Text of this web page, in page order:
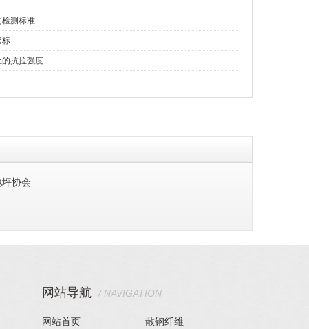
检测标准
标
抗拉强度
协会
网站导航 / NAVIGATION
网站首页 散钢纤维